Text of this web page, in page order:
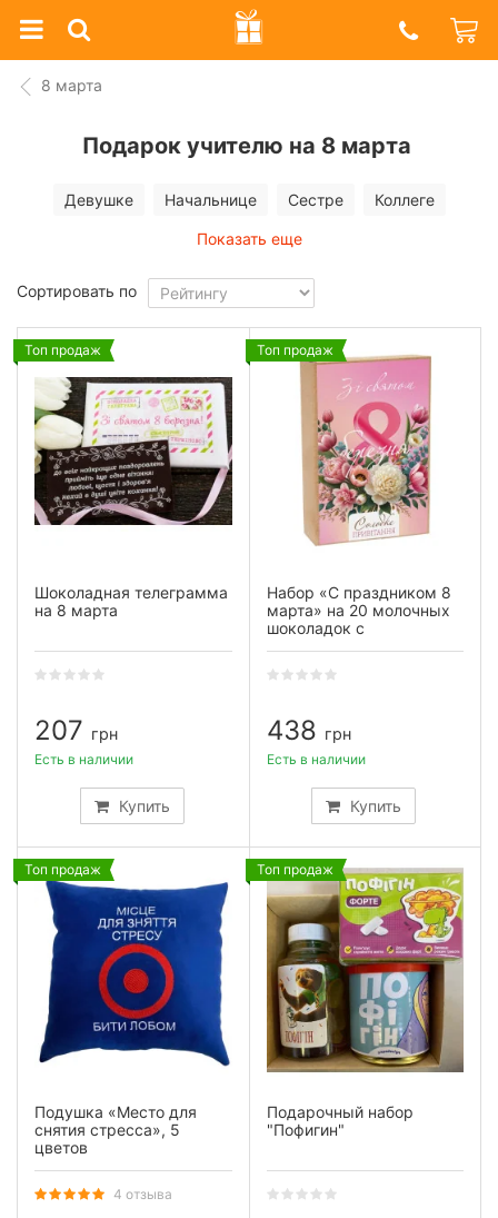
Prazdnik
Shop
8 марта
Подарок учителю на 8 марта
Девушке Начальнице Сестре Коллеге
Показать еще
Сортировать по
Топ продаж
Шоколадная телеграмма
на 8 марта
207 грн
Купить
Есть в наличии
Топ продаж
Набор «С праздником 8
марта» на 20 молочных
шоколадок с
438 грн
Купить
Есть в наличии
Топ продаж
Подушка «Место для
снятия стресса», 5
цветов
4 отзыва
Топ продаж
Подарочный набор
"Пофигин"